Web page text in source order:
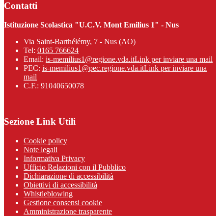
Contatti
Istituzione Scolastica "U.C.V. Mont Emilius 1" - Nus
Via Saint-Barthélémy, 7 - Nus (AO)
Tel: 0165 766624
Email: is-memilius1@regione.vda.itLink per inviare una mail
PEC: is-memilius1@pec.regione.vda.itLink per inviare una
mail
C.F.: 91040650078
Sezione Link Utili
Cookie policy
Note legali
Informativa Privacy
Ufficio Relazioni con il Pubblico
Dichiarazione di accessibilità
Obiettivi di accessibilità
Whistleblowing
Gestione consensi cookie
Amministrazione trasparente